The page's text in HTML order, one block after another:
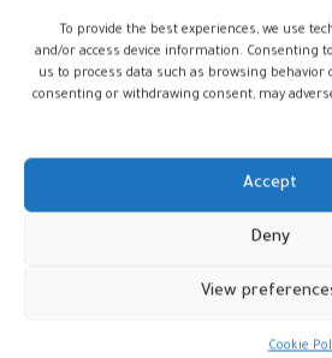
To provide the best experiences, we use
and/or access device information. Consenting
us to process data such as browsing
consenting or withdrawing consent, may
Accept
Deny
View
Cookie
خاص موحد بين أفراد
ويتكون في غالب
أبيض رقيق توضع تحته
العربي الواسع
فوق كل ذلك سلهام
ولونه أبيض؛ كما توضع
حريرية حمراء، ويتأبط
وشكارة (محفظة). أما